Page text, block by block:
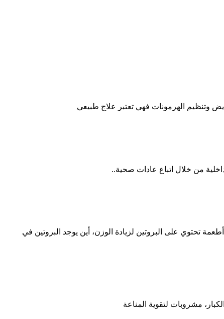
وتنظيم الهرمونات فهي تعتبر علاج طبيعي
من خلال اتباع عادات صحية..
تحتوي على البروتين لزيادة الوزن، أين يوجد البروتين في
مشروبات لتقوية المناعة